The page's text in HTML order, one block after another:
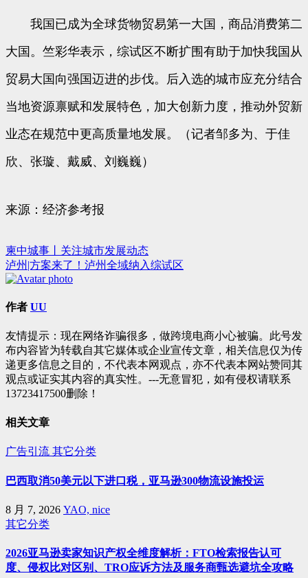
我国已成为全球货物贸易第一大国，商品消费第二
大国。竺彩华表示，综试区不断扩围有助于加快我国从
贸易大国向强国迈进的步伐。后入选的城市应充分结合
当地资源禀赋和发展特色，加大创新力度，推动外贸新
业态在规范中更高质量地发展。（记者邹多为、于佳
欣、张璇、戴威、刘巍巍）
来源：经济参考报
文
章
导
柬中城事丨关注城市发展动态
泸州|方案来了！泸州全域纳入综试区
作者 UU
友情提示：现在网络诈骗很多，做跨境电商小心被骗。此号发
布内容皆为转载自其它媒体或企业宣传文章，相关信息仅为传
递更多信息之目的，不代表本网观点，亦不代表本网站赞同其
观点或证实其内容的真实性。---无意冒犯，如有侵权请联系
13723417500删除！
相关文章
广告引流 其它分类
巴西取消50美元以下进口税，亚马逊300物流设施投运
8 月 7, 2026 YAO, nice
其它分类
2026亚马逊卖家知识产权全维度解析：FTO检索报告认可
度、侵权比对区别、TRO应诉方法及服务商甄选避坑全攻略